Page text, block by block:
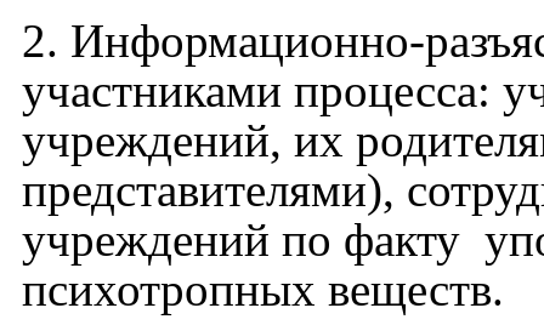
2. Информационно-
участниками процесса:
учреждений, их
представителями),
учреждений по факту
психотропных веществ.